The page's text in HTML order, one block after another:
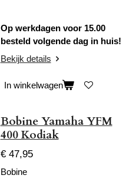
Op werkdagen voor 15.00
besteld volgende dag in huis!
Bekijk details
In winkelwagen
Bobine Yamaha YFM
400 Kodiak
€ 47,95
Bobine